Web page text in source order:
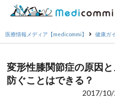
医療情報メディア【medicommi】 健康ガ
変形性膝関節症の原因
防ぐことはできる？
2017/10/